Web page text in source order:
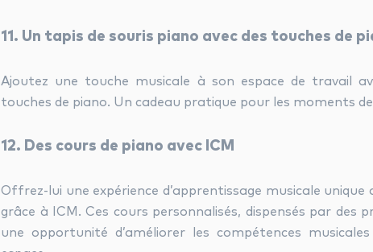
11. Un tapis de souris piano avec des touches de
Ajoutez une touche musicale à son espace de travail
touches de piano. Un cadeau pratique pour les moments
12. Des cours de piano avec ICM
Offrez-lui une expérience d’apprentissage musicale unique
grâce à ICM. Ces cours personnalisés, dispensés par
une opportunité d’améliorer les compétences